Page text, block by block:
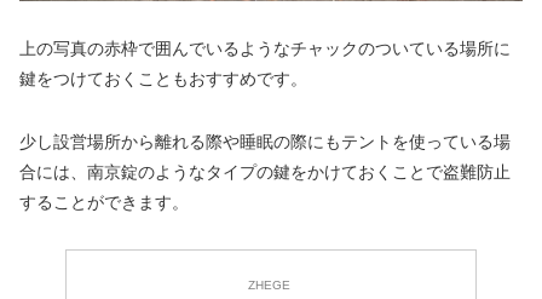
上の写真の赤枠で囲んでいるようなチャックのついている場所に
鍵をつけておくこともおすすめです。
少し設営場所から離れる際や睡眠の際にもテントを使っている場
合には、南京錠のようなタイプの鍵をかけておくことで盗難防止
することができます。
ZHEGE